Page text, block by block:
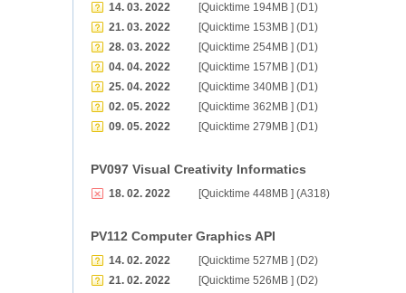
14. 03. 2022
[Quicktime 194MB ] (D1)
21. 03. 2022
[Quicktime 153MB ] (D1)
28. 03. 2022
[Quicktime 254MB ] (D1)
04. 04. 2022
[Quicktime 157MB ] (D1)
25. 04. 2022
[Quicktime 340MB ] (D1)
02. 05. 2022
[Quicktime 362MB ] (D1)
09. 05. 2022
[Quicktime 279MB ] (D1)
PV097 Visual Creativity Informatics
18. 02. 2022 [Quicktime 448MB ] (A318)
PV112 Computer Graphics API
14. 02. 2022
[Quicktime 527MB ] (D2)
21. 02. 2022
[Quicktime 526MB ] (D2)